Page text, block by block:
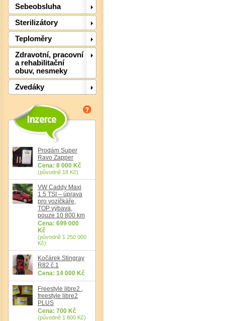
Sebeobsluha
Sterilizátory
Teploměry
Zdravotní, pracovní
a rehabilitační
obuv, nesmeky
Zvedáky
Prodám Super
Ravo Zapper
Cena: 8 000 Kč
(původně 18 Kč)
VW Caddy Maxi
1.5 TSI – úprava
pro vozíčkáře,
TOP výbava,
pouze 10 800 km
Cena: 699 000
Kč
(původně 1 250 000
Kč)
Kočárek Stingray
R82 č.1
Cena: 14 000 Kč
Freestyle libre2 ,
freestyle libre2
PLUS
Cena: 700 Kč
(původně 1 800 Kč)